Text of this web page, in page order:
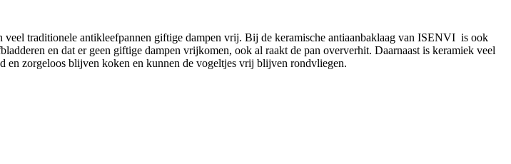
traditionele antikleefpannen giftige dampen vrij. Bij de keramische antiaanbaklaag van ISENVI is ook
en dat er geen giftige dampen vrijkomen, ook al raakt de pan oververhit. Daarnaast is keramiek veel
zorgeloos blijven koken en kunnen de vogeltjes vrij blijven rondvliegen.